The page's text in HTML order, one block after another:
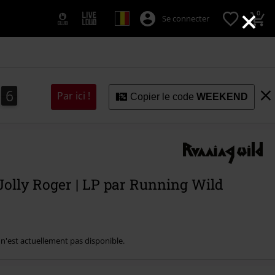
×
Se connecter 0
4
5
4
6
5 Par ici ! Copier le codeWEEKEND
Roger | LP par Running Wild
actuellement pas disponible.